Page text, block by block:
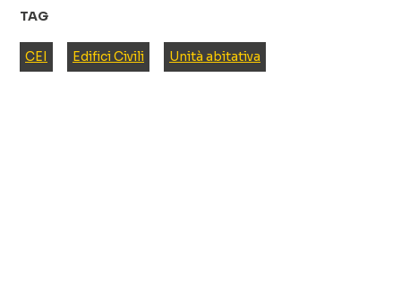
TAG
CEI Edifici Civili Unità abitativa